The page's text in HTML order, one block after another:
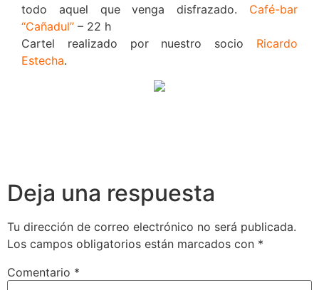
todo aquel que venga disfrazado. Café-bar
“Cañadul” – 22 h
Cartel realizado por nuestro socio Ricardo
Estecha.
Deja una respuesta
Tu dirección de correo electrónico no será publicada.
Los campos obligatorios están marcados con *
Comentario *